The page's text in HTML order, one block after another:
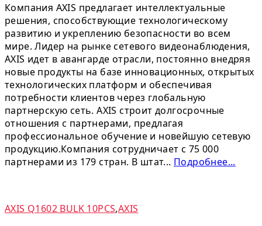
Компания AXIS предлагает интеллектуальные
решения, способствующие технологическому
развитию и укреплению безопасности во всем
мире. Лидер на рынке сетевого видеонаблюдения,
AXIS идет в авангарде отрасли, постоянно внедряя
новые продукты на базе инновационных, открытых
технологических платформ и обеспечивая
потребности клиентов через глобальную
партнерскую сеть. AXIS строит долгосрочные
отношения с партнерами, предлагая
профессиональное обучение и новейшую сетевую
продукцию.Компания сотрудничает с 75 000
партнерами из 179 стран. В штат... Подробнее...
AXIS Q1602 BULK 10PCS,AXIS